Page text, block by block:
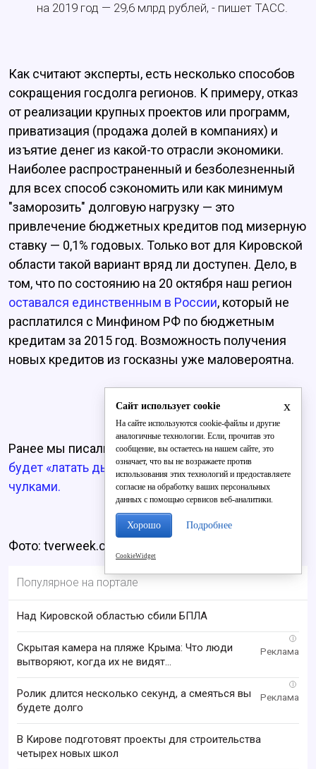
на 2019 год — 29,6 млрд рублей, - пишет ТАСС.
Как считают эксперты, есть несколько способов
сокращения госдолга регионов. К примеру, отказ
от реализации крупных проектов или программ,
приватизация (продажа долей в компаниях) и
изъятие денег из какой-то отрасли экономики.
Наиболее распространенный и безболезненный
для всех способ сэкономить или как минимум
"заморозить" долговую нагрузку — это
привлечение бюджетных кредитов под мизерную
ставку — 0,1% годовых. Только вот для Кировской
области такой вариант вряд ли доступен. Дело, в
том, что по состоянию на 20 октября наш регион
оставался единственным в России, который не
расплатился с Минфином РФ по бюджетным
кредитам за 2015 год. Возможность получения
новых кредитов из госказны уже маловероятна.
Ранее мы писали о том, чтоКировская область
будет «латать дыры» в бюджете носками и
чулками.
Фото: tverweek.com
Популярное на портале
Над Кировской областью сбили БПЛА
i
Скрытая камера на пляже Крыма: Что люди
вытворяют, когда их не видят...
i
Ролик длится несколько секунд, а смеяться вы
будете долго
В Кирове подготовят проекты для строительства
четырех новых школ
x
Сайт использует cookie
На сайте используются cookie-файлы и другие
аналогичные технологии. Если, прочитав это
сообщение, вы остаетесь на нашем сайте, это
означает, что вы не возражаете против
использования этих технологий и предоставляете
согласие на обработку ваших персональных
данных с помощью сервисов веб-аналитики.
Хорошо Подробнее
CookieWidget